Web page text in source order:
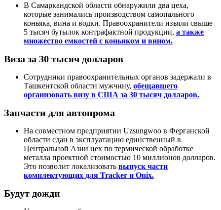
В Самаркандской области обнаружили два цеха,
которые занимались производством самопального
коньяка, вина и водки. Правоохранители изъяли свыше
5 тысяч бутылок контрафактной продукции, а также
множество емкостей с коньяком и вином.
Виза за 30 тысяч долларов
Сотрудники правоохранительных органов задержали в
Ташкентской области мужчину, обещавшего
организовать визу в США за 30 тысяч долларов.
Запчасти для автопрома
На совместном предприятии Uzsungwoo в Ферганской
области сдан в эксплуатацию единственный в
Центральной Азии цех по термической обработке
металла проектной стоимостью 10 миллионов долларов.
Это позволит локализовать выпуск части
комплектующих для Tracker и Onix.
Будут дожди